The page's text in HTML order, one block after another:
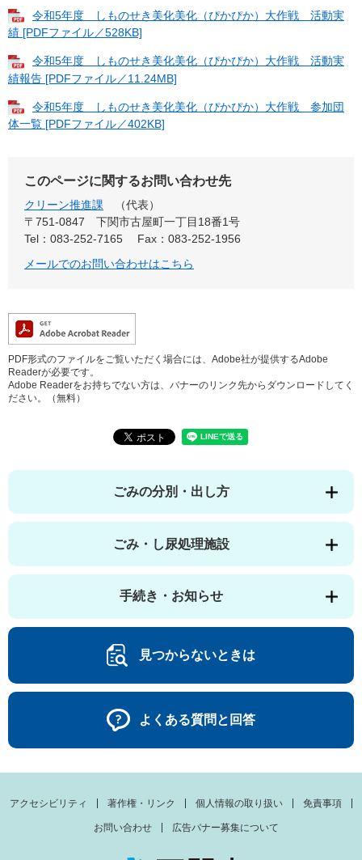
令和5年度 しものせき美化美化（ぴかぴか）大作戦 活動実
績 [PDFファイル／528KB]
令和5年度 しものせき美化美化（ぴかぴか）大作戦 活動実
績報告 [PDFファイル／11.24MB]
令和5年度 しものせき美化美化（ぴかぴか）大作戦 参加団
体一覧 [PDFファイル／402KB]
このページに関するお問い合わせ先
クリーン推進課
代表
〒751-0847
下関市古屋町一丁目18番1号
Tel：083-252-7165
Fax：083-252-1956
メールでのお問い合わせはこちら
PDF形式のファイルをご覧いただく場合には、Adobe社が提供するAdobe
Readerが必要です。
Adobe Readerをお持ちでない方は、バナーのリンク先からダウンロードしてく
ださい。（無料）
ごみの分別・出し方
ごみ・し尿処理施設
手続き・お知らせ
見つからないときは
よくある質問と回答
アクセシビリティ 著作権・リンク 個人情報の取り扱い 免責事項
お問い合わせ 広告バナー募集について